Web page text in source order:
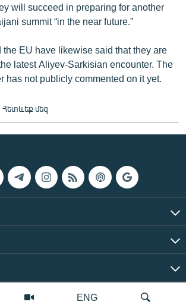
ENG
will succeed in preparing for another
summit “in the near future.”
the EU have likewise said that they are
latest Aliyev-Sarkisian encounter. The
has not publicly commented on it yet.
Հետևեք մեզ
Եվրոպա/Ազատություն» ռադիոկայան © 2026